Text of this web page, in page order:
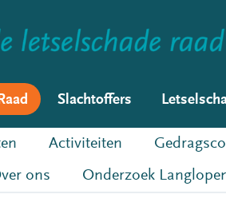
Slachtoffers
Activiteiten
ons Onderzoek